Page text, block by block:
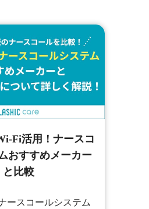
Fi活用！ナースコ
おすすめメーカー
と比較
ースコールシステム